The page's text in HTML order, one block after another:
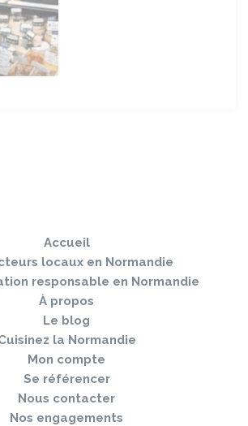
Accueil
locaux en Normandie
responsable en Normandie
À propos
Le blog
la Normandie
Mon compte
Se référencer
Nous contacter
Nos engagements